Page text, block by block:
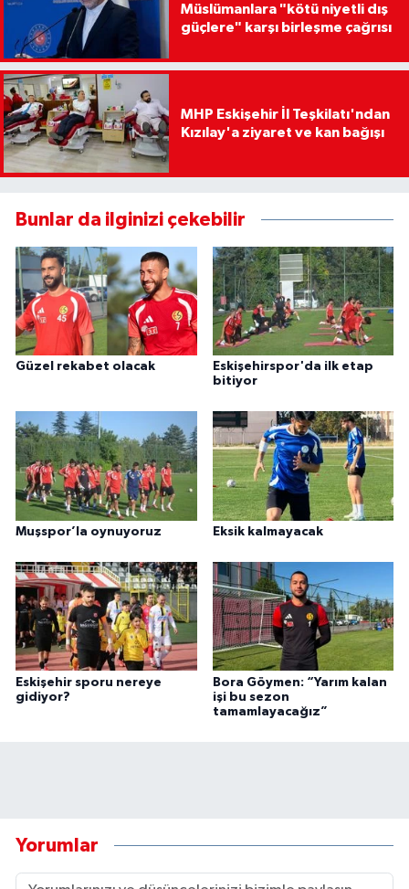
Müslümanlara "kötü niyetli dış
güçlere" karşı birleşme çağrısı
MHP Eskişehir İl Teşkilatı'ndan
Kızılay'a ziyaret ve kan bağışı
Bunlar da ilginizi çekebilir
Güzel rekabet olacak
Eskişehirspor'da ilk etap
bitiyor
Muşspor’la oynuyoruz Eksik kalmayacak
Eskişehir sporu nereye
gidiyor?
Bora Göymen: “Yarım kalan
işi bu sezon
tamamlayacağız”
Yorumlar